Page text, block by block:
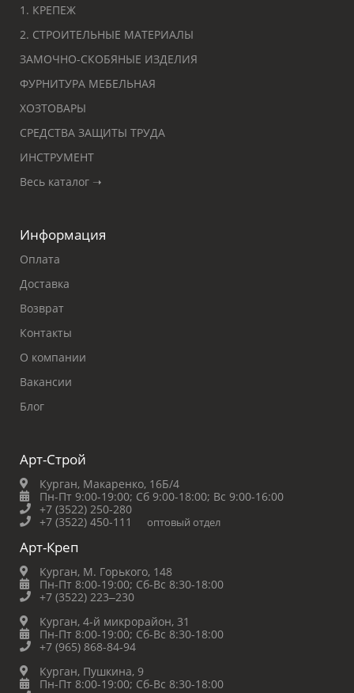
1. КРЕПЕЖ
2. СТРОИТЕЛЬНЫЕ МАТЕРИАЛЫ
ЗАМОЧНО-СКОБЯНЫЕ ИЗДЕЛИЯ
ФУРНИТУРА МЕБЕЛЬНАЯ
ХОЗТОВАРЫ
СРЕДСТВА ЗАЩИТЫ ТРУДА
ИНСТРУМЕНТ
Весь каталог ➝
Информация
Оплата
Доставка
Возврат
Контакты
О компании
Вакансии
Блог
Арт-Строй
Курган, Макаренко, 16Б/4
Пн-Пт 9:00-19:00; Сб 9:00-18:00; Вс 9:00-16:00
+7 (3522) 250-280
+7 (3522) 450-111
оптовый отдел
Арт-Креп
Курган, М. Горького, 148
Пн-Пт 8:00-19:00; Сб-Вс 8:30-18:00
+7 (3522) 223‒230
Курган, 4-й микрорайон, 31
Пн-Пт 8:00-19:00; Сб-Вс 8:30-18:00
+7 (965) 868-84-94
Курган, Пушкина, 9
Пн-Пт 8:00-19:00; Сб-Вс 8:30-18:00